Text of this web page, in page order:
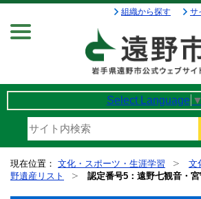
組織から探す サ
Select Language ▼
現在位置： 文化・スポーツ・生涯学習 文
野遺産リスト
認定番号5：遠野七観音・